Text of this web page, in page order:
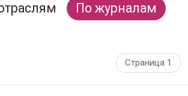
По журналам
Страница 1